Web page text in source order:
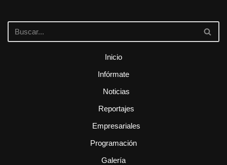
Inicio
Infórmate
Noticias
Reportajes
Empresariales
Programación
Galería